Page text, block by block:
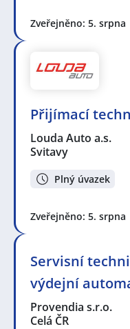
Zveřejněno: 5. srpna
Přijímací
Louda Auto a.s.
Svitavy
Plný úvazek
Zveřejněno: 5. srpna
Servisní
výdejní
Provendia s.r.o.
Celá ČR